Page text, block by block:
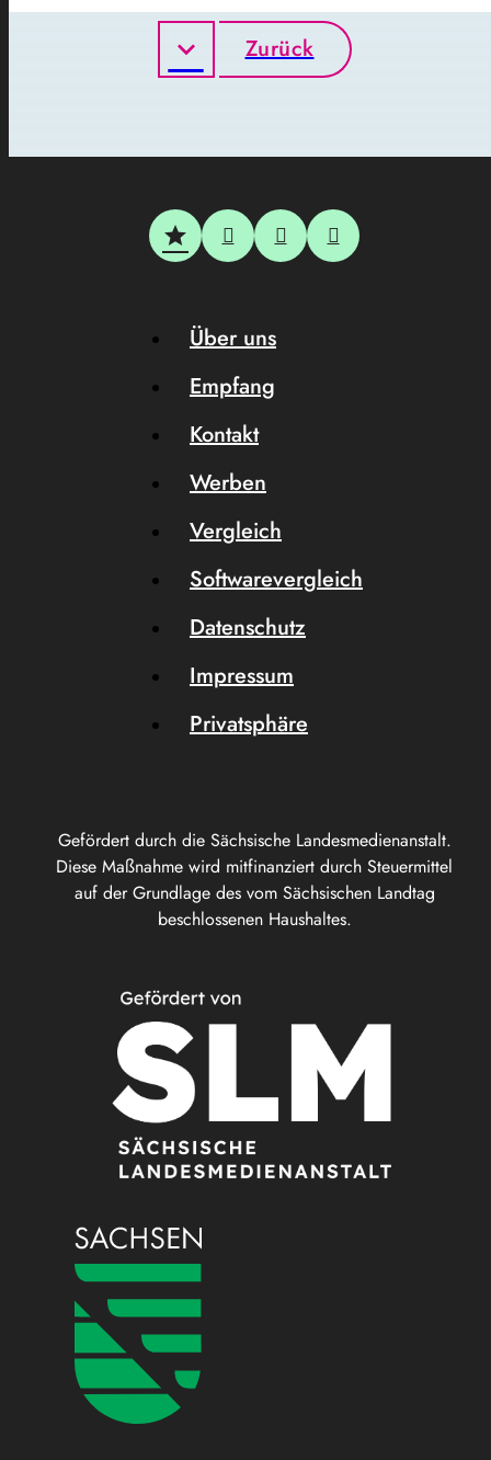
Zurück
Gefördert durch die Sächsische Landesmedienanstalt.
Diese Maßnahme wird mitfinanziert durch Steuermittel
auf der Grundlage des vom Sächsischen Landtag
beschlossenen Haushaltes.
Über uns
Empfang
Kontakt
Werben
Vergleich
Softwarevergleich
Datenschutz
Impressum
Privatsphäre